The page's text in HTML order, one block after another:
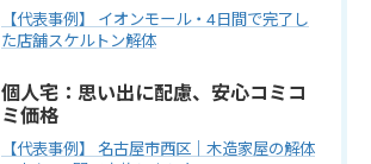
【代表事例】 イオンモール・4日間で完了し
た店舗スケルトン解体
個人宅：思い出に配慮、安心コミコ
ミ価格
【代表事例】 名古屋市西区｜木造家屋の解体